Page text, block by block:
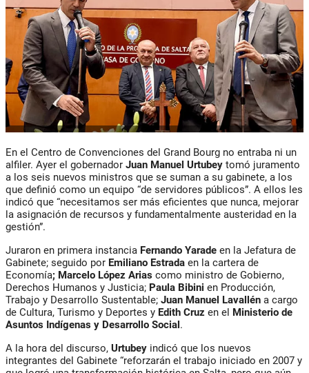
En el Centro de Convenciones del Grand Bourg no entraba ni un
alfiler. Ayer el gobernador Juan Manuel Urtubey tomó juramento
a los seis nuevos ministros que se suman a su gabinete, a los
que definió como un equipo “de servidores públicos”. A ellos les
indicó que “necesitamos ser más eficientes que nunca, mejorar
la asignación de recursos y fundamentalmente austeridad en la
gestión”.
Juraron en primera instancia Fernando Yarade en la Jefatura de
Gabinete; seguido por Emiliano Estrada en la cartera de
Economía; Marcelo López Arias como ministro de Gobierno,
Derechos Humanos y Justicia; Paula Bibini en Producción,
Trabajo y Desarrollo Sustentable; Juan Manuel Lavallén a cargo
de Cultura, Turismo y Deportes y Edith Cruz en el Ministerio de
Asuntos Indígenas y Desarrollo Social.
A la hora del discurso, Urtubey indicó que los nuevos
integrantes del Gabinete “reforzarán el trabajo iniciado en 2007 y